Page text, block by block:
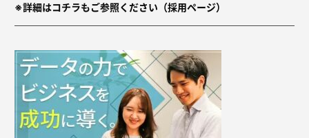
※詳細はコチラもご参照ください（採用ページ）